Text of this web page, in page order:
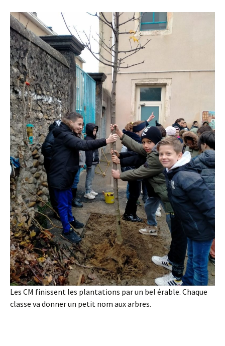
Les CM finissent les plantations par un bel érable. Chaque
classe va donner un petit nom aux arbres.